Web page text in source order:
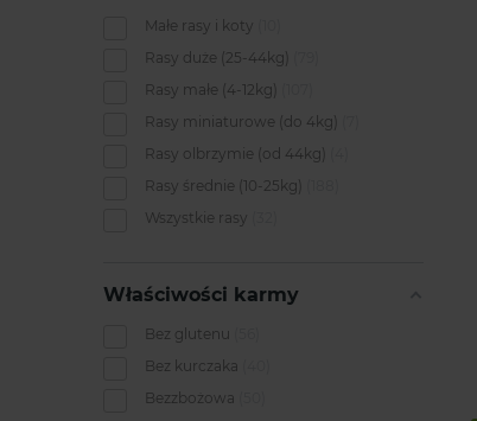
Małe rasy i koty
Rasy duże (25-44kg)
Rasy małe (4-12kg)
Rasy miniaturowe (do 4kg)
Rasy olbrzymie (od 44kg)
Rasy średnie (10-25kg)
Wszystkie rasy
Właściwości karmy
Bez glutenu
Bez kurczaka
Bezzbożowa